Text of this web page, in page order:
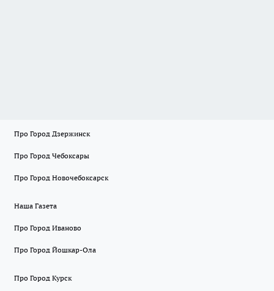
Про Город Дзержинск
Про Город Чебоксары
Про Город Новочебоксарск
Наша Газета
Про Город Иваново
Про Город Йошкар-Ола
Про Город Курск